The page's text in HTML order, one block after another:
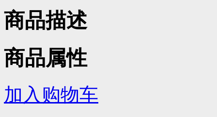
商品描述
商品属性
加入购物车